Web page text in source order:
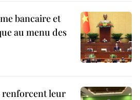
bancaire et
au menu des
renforcent leur